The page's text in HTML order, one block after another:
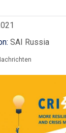
SAI Russia